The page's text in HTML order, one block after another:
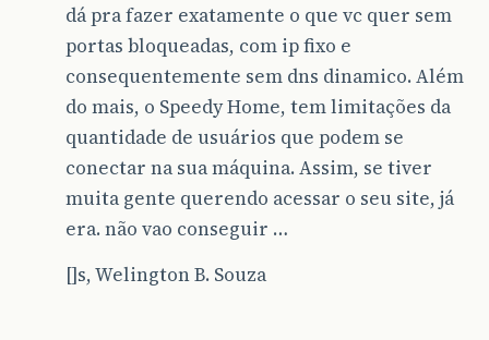
dá pra fazer exatamente o que vc quer sem
portas bloqueadas, com ip fixo e
consequentemente sem dns dinamico. Além
do mais, o Speedy Home, tem limitações da
quantidade de usuários que podem se
conectar na sua máquina. Assim, se tiver
muita gente querendo acessar o seu site, já
era. não vao conseguir …
[]s, Welington B. Souza